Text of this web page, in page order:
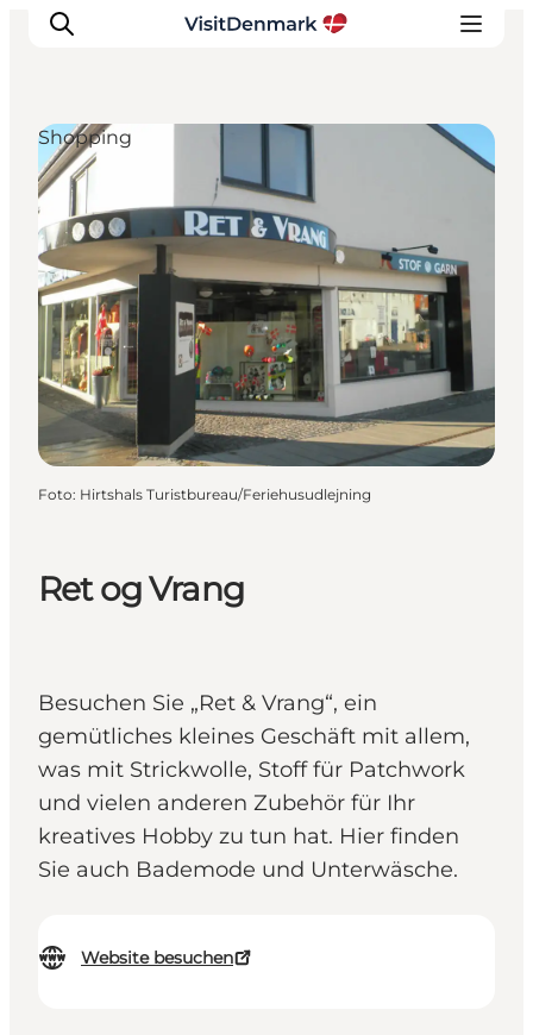
Inspiration
Regionen
Erlebnisse
Unterkünfte
Reiseplanung
Ret og Vrang
Besuchen Sie „Ret & Vrang“, ein
gemütliches kleines Geschäft mit allem,
was mit Strickwolle, Stoff für Patchwork
und vielen anderen Zubehör für Ihr
kreatives Hobby zu tun hat. Hier finden
Sie auch Bademode und Unterwäsche.
Website besuchen
Shopping
Foto: Hirtshals Turistbureau/Feriehusudlejning